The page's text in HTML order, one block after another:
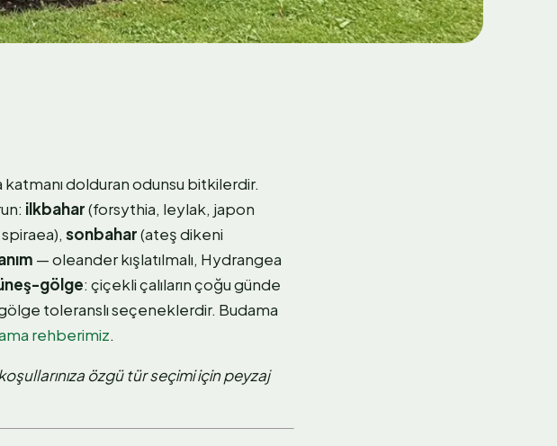
katmanı dolduran odunsu bitkilerdir.
ilkbahar(forsythia, leylak, japon
sonbahar(ateş dikeni
— oleander kışlatılmalı, Hydrangea
gölge: çiçekli çalıların çoğu günde
toleranslı seçeneklerdir. Budama
rehberimiz.
özgü tür seçimi için peyzaj